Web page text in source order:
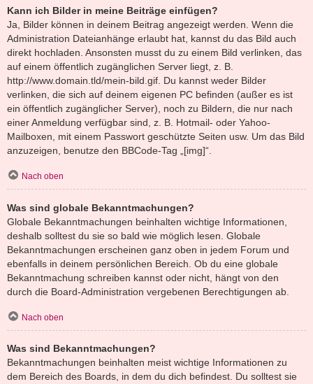
Kann ich Bilder in meine Beiträge einfügen?
Ja, Bilder können in deinem Beitrag angezeigt werden. Wenn die
Administration Dateianhänge erlaubt hat, kannst du das Bild auch
direkt hochladen. Ansonsten musst du zu einem Bild verlinken, das
auf einem öffentlich zugänglichen Server liegt, z. B.
http://www.domain.tld/mein-bild.gif. Du kannst weder Bilder
verlinken, die sich auf deinem eigenen PC befinden (außer es ist
ein öffentlich zugänglicher Server), noch zu Bildern, die nur nach
einer Anmeldung verfügbar sind, z. B. Hotmail- oder Yahoo-
Mailboxen, mit einem Passwort geschützte Seiten usw. Um das Bild
anzuzeigen, benutze den BBCode-Tag „[img]“.
Nach oben
Was sind globale Bekanntmachungen?
Globale Bekanntmachungen beinhalten wichtige Informationen,
deshalb solltest du sie so bald wie möglich lesen. Globale
Bekanntmachungen erscheinen ganz oben in jedem Forum und
ebenfalls in deinem persönlichen Bereich. Ob du eine globale
Bekanntmachung schreiben kannst oder nicht, hängt von den
durch die Board-Administration vergebenen Berechtigungen ab.
Nach oben
Was sind Bekanntmachungen?
Bekanntmachungen beinhalten meist wichtige Informationen zu
dem Bereich des Boards, in dem du dich befindest. Du solltest sie